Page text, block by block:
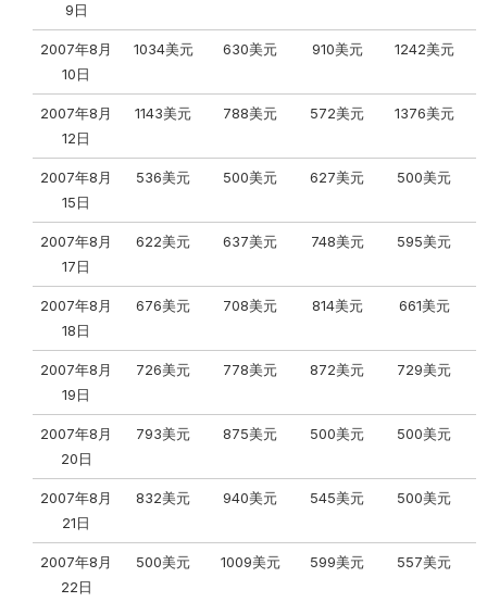
9日
2007年8月
10日
1034美元 630美元 910美元 1242美元
2007年8月
12日
1143美元 788美元 572美元 1376美元
2007年8月
15日
536美元 500美元 627美元 500美元
2007年8月
17日
622美元 637美元 748美元 595美元
2007年8月
18日
676美元 708美元 814美元 661美元
2007年8月
19日
726美元 778美元 872美元 729美元
2007年8月
20日
793美元 875美元 500美元 500美元
2007年8月
21日
832美元 940美元 545美元 500美元
2007年8月
22日
500美元 1009美元 599美元 557美元